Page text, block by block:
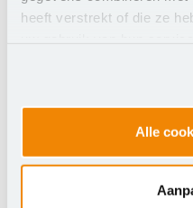
heeft verstrekt of die ze
Alle
Pieter Oosterhof